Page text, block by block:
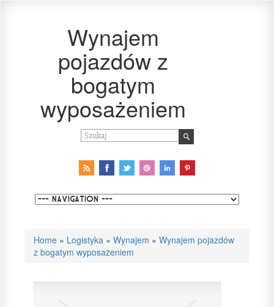
Wynajem
pojazdów z
bogatym
wyposażeniem
Home » Logistyka » Wynajem » Wynajem pojazdów
z bogatym wyposażeniem